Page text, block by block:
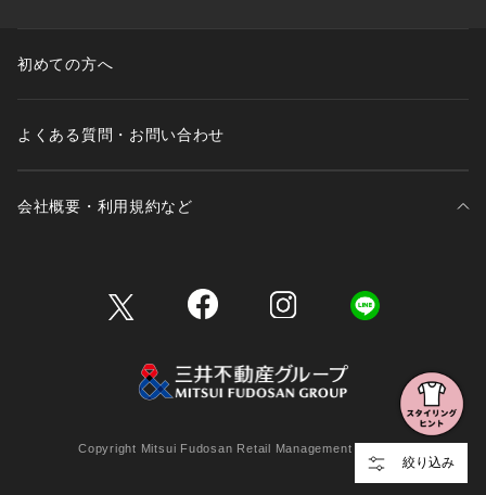
絞り込み
初めての方へ
よくある質問・お問い合わせ
会社概要・利用規約など
Copyright Mitsui Fudosan Retail Management Co., Ltd.